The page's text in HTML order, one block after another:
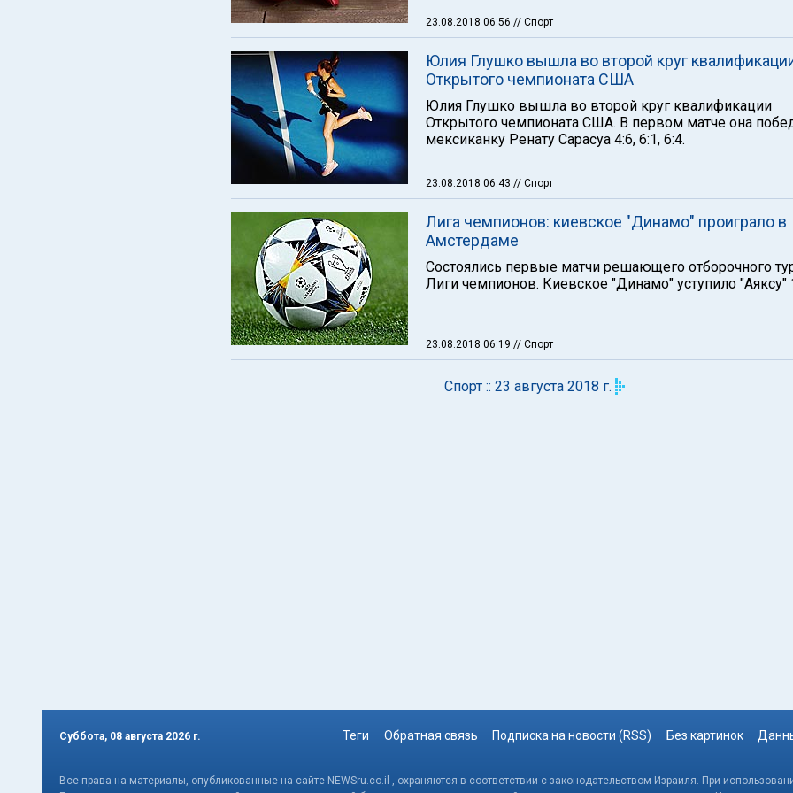
23.08.2018 06:56 // Спорт
Юлия Глушко вышла во второй круг
Открытого чемпионата США
Юлия Глушко вышла во второй круг квалификации
Открытого чемпионата США. В первом матче она
мексиканку Ренату Сарасуа 4:6, 6:1, 6:4.
23.08.2018 06:43 // Спорт
Лига чемпионов: киевское "Динамо" проиграло в
Амстердаме
Состоялись первые матчи решающего отборочного
Лиги чемпионов. Киевское "Динамо" уступило "Аяксу"
23.08.2018 06:19 // Спорт
Спорт :: 23 августа 2018 г.
Суббота, 08 августа 2026 г. Теги Обратная связь Подписка на новости (RSS) Без картинок
Все права на материалы, опубликованные на сайте NEWSru.co.il , охраняются в соответствии с законодательством Израиля. При